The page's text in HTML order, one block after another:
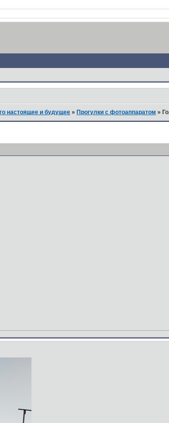
настоящее и будущее »Прогулки с фотоаппаратом »